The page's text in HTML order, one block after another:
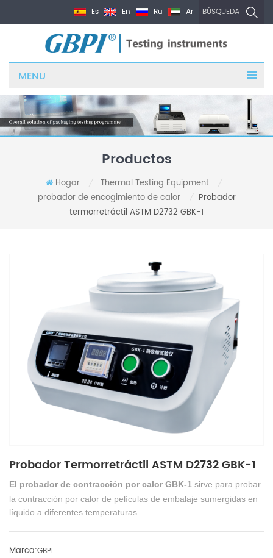
BÚSQUEDA
Es En Ru Ar
MENU
Productos
Hogar Thermal Testing Equipment
probador de encogimiento de calor
Probador
termorretráctil ASTM D2732 GBK-1
Probador Termorretráctil ASTM D2732 GBK-1
El probador de contracción por calor GBK-1 sirve para probar
la contracción por calor de películas de embalaje sumergidas en
líquido a diferentes temperaturas.
Marca:GBPI